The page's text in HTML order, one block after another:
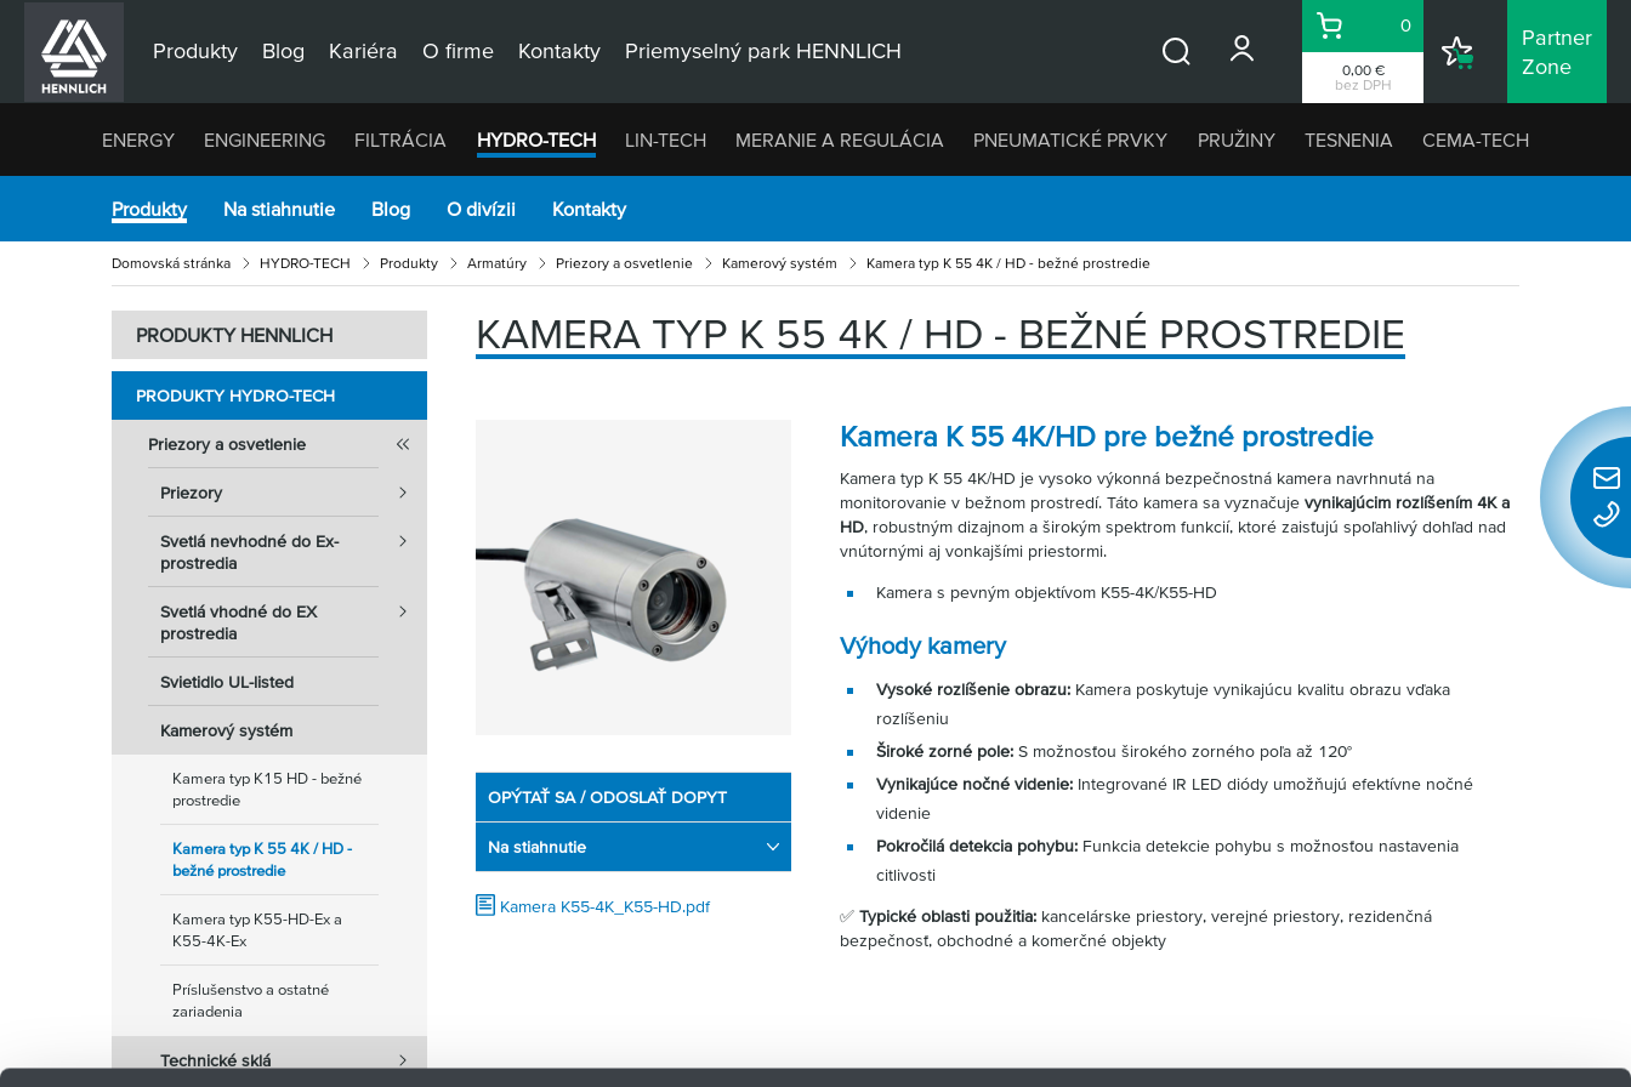
Produkty Blog Kariéra O firme Kontakty Priemyselný park HENNLICH
0,00 €
bez DPH
Košík
0
Nákupný
Partner
Zone
ENERGY ENGINEERING FILTRÁCIA HYDRO-TECH LIN-TECH MERANIE A REGULÁCIA PNEUMATICKÉ PRVKY PRUŽINY TESNENIA CEMA-TECH
Produkty Na stiahnutie Blog O divízii Kontakty
Domovská stránka HYDRO-TECH Produkty Armatúry Priezory a osvetlenie Kamerový systém Kamera typ K 55 4K / HD - bežné prostredie
PRODUKTY HENNLICH
PRODUKTY HYDRO-TECH
Priezory a osvetlenie
Priezory
Svetlá nevhodné do Ex-
prostredia
Svetlá vhodné do EX
prostredia
Svietidlo UL-listed
Kamerový systém
Kamera typ K15 HD - bežné
prostredie
Kamera typ K 55 4K / HD -
bežné prostredie
Kamera typ K55-HD-Ex a
K55-4K-Ex
Príslušenstvo a ostatné
zariadenia
Technické sklá
KAMERA TYP K 55 4K / HD - BEŽNÉ PROSTREDIE
OPÝTAŤ SA / ODOSLAŤ DOPYT
Na stiahnutie
Kamera K55-4K_K55-HD.pdf
Kamera K 55 4K/HD pre bežné prostredie
Kamera typ K 55 4K/HD je vysoko výkonná bezpečnostná kamera navrhnutá na
monitorovanie v bežnom prostredí. Táto kamera sa vyznačuje vynikajúcim rozlíšením 4K a
HD, robustným dizajnom a širokým spektrom funkcií, ktoré zaisťujú spoľahlivý dohľad nad
vnútornými aj vonkajšími priestormi.
Kamera s pevným objektívom K55-4K/K55-HD
Výhody kamery
Vysoké rozlíšenie obrazu: Kamera poskytuje vynikajúcu kvalitu obrazu vďaka
rozlíšeniu
Široké zorné pole: S možnosťou širokého zorného poľa až 120°
Vynikajúce nočné videnie: Integrované IR LED diódy umožňujú efektívne nočné
videnie
Pokročilá detekcia pohybu: Funkcia detekcie pohybu s možnosťou nastavenia
citlivosti
✅ Typické oblasti použitia: kancelárske priestory, verejné priestory, rezidenčná
bezpečnosť, obchodné a komerčné objekty